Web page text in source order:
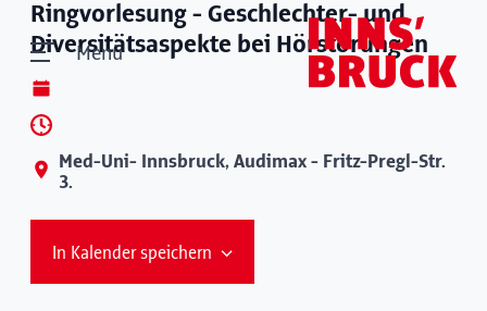
Menü
Ringvorlesung - Geschlechter- und
Diversitätsaspekte bei Hörstörungen
Med-Uni- Innsbruck, Audimax - Fritz-Pregl-Str.
3.
In Kalender speichern